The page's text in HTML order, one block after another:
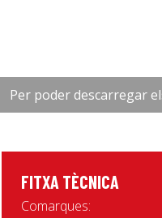
Per poder descarregar
FITXA TÈCNICA
Comarques: